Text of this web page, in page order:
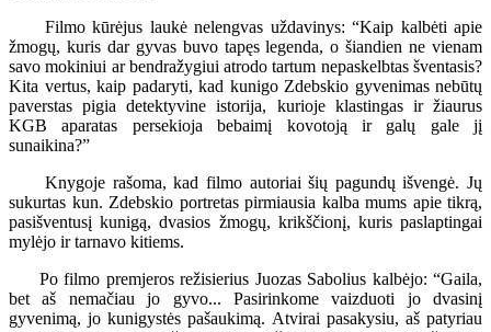
Filmo kūrėjus laukė nelengvas uždavinys: “Kaip kalbėti apie
žmogų, kuris dar gyvas buvo tapęs legenda, o šiandien ne vienam
savo mokiniui ar bendražygiui atrodo tartum nepaskelbtas šventasis?
Kita vertus, kaip padaryti, kad kunigo Zdebskio gyvenimas nebūtų
paverstas pigia detektyvine istorija, kurioje klastingas ir žiaurus
KGB aparatas persekioja bebaimį kovotoją ir galų gale jį
sunaikina?”
Knygoje rašoma, kad filmo autoriai šių pagundų išvengė. Jų
sukurtas kun. Zdebskio portretas pirmiausia kalba mums apie tikrą,
pasišventusį kunigą, dvasios žmogų, krikščionį, kuris paslaptingai
mylėjo ir tarnavo kitiems.
Po filmo premjeros režisierius Juozas Sabolius kalbėjo: “Gaila,
bet aš nemačiau jo gyvo... Pasirinkome vaizduoti jo dvasinį
gyvenimą, jo kunigystės pašaukimą. Atvirai pasakysiu, aš patyriau